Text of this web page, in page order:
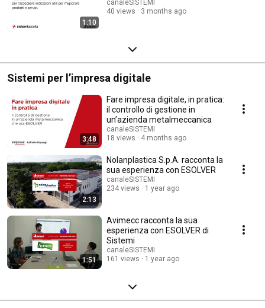
1:10
canaleSISTEMI
40 views
3 months ago
Sistemi per l’impresa digitale
3:48
Fare impresa digitale, in pratica:
il controllo di gestione in
un’azienda metalmeccanica
canaleSISTEMI
18 views
4 months ago
2:13
Nolanplastica S.p.A. racconta la
sua esperienza con ESOLVER
canaleSISTEMI
234 views
1 year ago
1:51
Avimecc racconta la sua
esperienza con ESOLVER di
Sistemi
canaleSISTEMI
161 views
1 year ago